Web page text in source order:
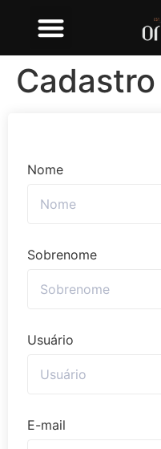
Nome
Sobrenome
Usuário
E-mail